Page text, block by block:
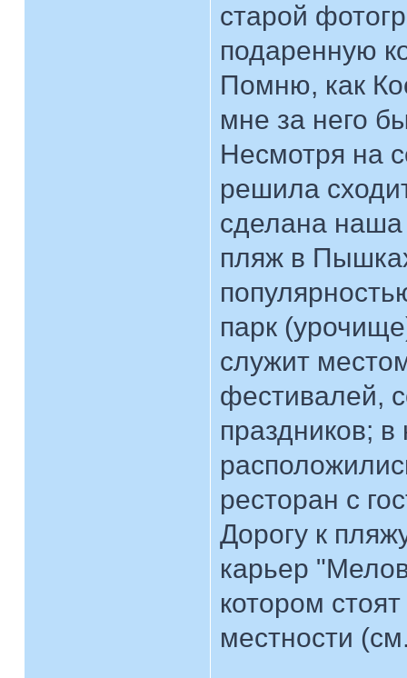
старой
подаренную
Помню, как
мне за него
Несмотря на
решила
сделана наша
пляж в
парк
служит
фестивалей,
праздников;
ресторан с
Дорогу к
карьер
котором
местности